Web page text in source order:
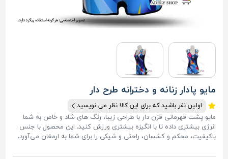
مایو پادار زنانه و دخترانه طرح دار
اولین نفر باشید که برای این کالا نظر می نویسید
مایو پشت قهرمانی قزن دار با طراحی زیبا، رنگ های شاد و خاص به شما
انرژی بیشتری داده تا با انگیزه بیشتری ورزش کنید. این محصول با جنس
باکیفیت، محکم و کشسان، راحتی و شیکی را برای شما به ارمغان می‌آورد.